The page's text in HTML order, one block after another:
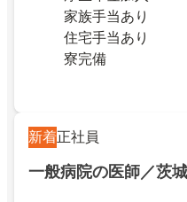
家族手当あり
住宅手当あり
寮完備
新着正社員
一般病院の医師／茨